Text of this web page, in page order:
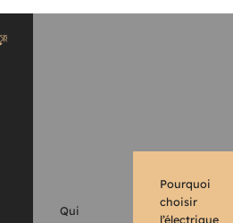
Qui
Pourquoi
choisir
l’électrique